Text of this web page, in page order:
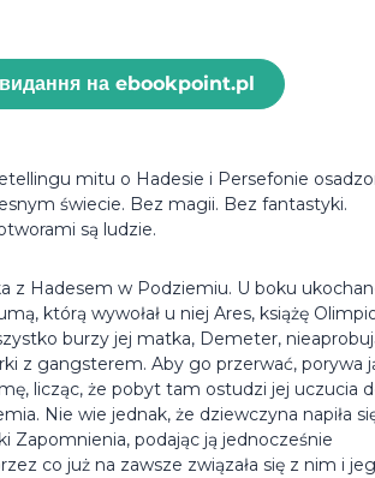
видання на ebookpoint.pl
mitu o Hadesie i Persefonie
świecie. Bez magii. Bez fantastyki.
są ludzie.
z Hadesem w Podziemiu. U boku
którą wywołał u niej Ares, książę
burzy jej matka, Demeter,
z gangsterem. Aby go przerwać, porywa
licząc, że pobyt tam ostudzi jej uczucia
Nie wie jednak, że dziewczyna napiła
Zapomnienia, podając ją jednocześnie
co już na zawsze związała się z nim i